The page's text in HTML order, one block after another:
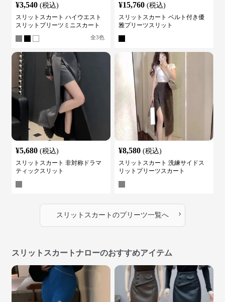
¥3,540 (税込)
スリットスカート ハイウエスト
スリットプリーツミニスカート
全3色
¥15,760 (税込)
スリットスカート ベルト付き優
雅プリーツスリット
¥5,680 (税込)
スリットスカート 非対称ドラマ
ティックスリット
¥8,580 (税込)
スリットスカート 洗練サイドス
リットプリーツスカート
スリットスカート のプリーツ一覧へ ›
スリットスカートナローのおすすめアイテム